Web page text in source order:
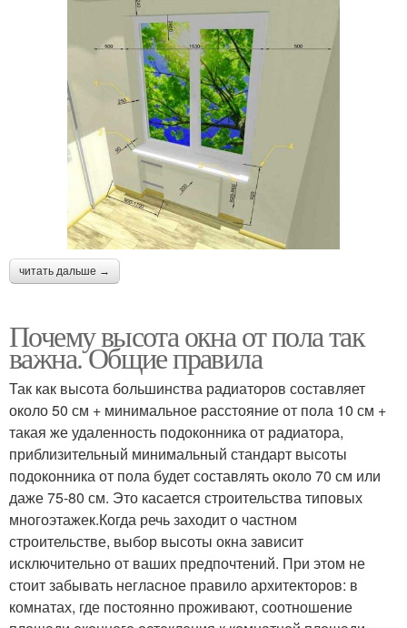
читать дальше →
Почему высота окна от пола так
важна. Общие правила
Так как высота большинства радиаторов составляет
около 50 см + минимальное расстояние от пола 10 см +
такая же удаленность подоконника от радиатора,
приблизительный минимальный стандарт высоты
подоконника от пола будет составлять около 70 см или
даже 75-80 см. Это касается строительства типовых
многоэтажек.Когда речь заходит о частном
строительстве, выбор высоты окна зависит
исключительно от ваших предпочтений. При этом не
стоит забывать негласное правило архитекторов: в
комнатах, где постоянно проживают, соотношение